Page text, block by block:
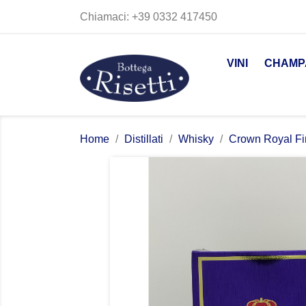
Chiamaci: +39 0332 417450
VINI
Home Distillati Whisky Crown Royal